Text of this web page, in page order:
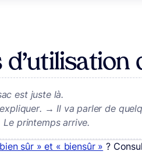
est juste là.
→ Il va parler de
printemps arrive.
sûr » et « biensûr » ?